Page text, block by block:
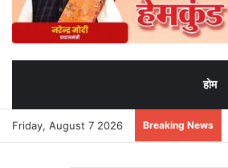
होम
Friday, August 7 2026 Breaking News